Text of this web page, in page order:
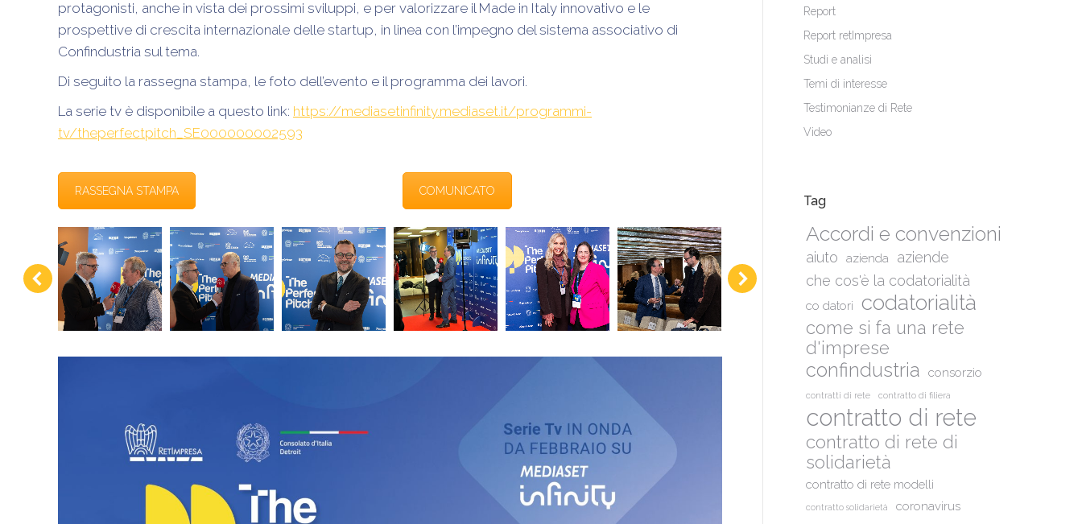
protagonisti, anche in vista dei prossimi sviluppi, e per valorizzare il Made in Italy innovativo e le
prospettive di crescita internazionale delle startup, in linea con l’impegno del sistema associativo di
Confindustria sul tema.
Di seguito la rassegna stampa, le foto dell’evento e il programma dei lavori.
La serie tv è disponibile a questo link: https://mediasetinfinity.mediaset.it/programmi-
tv/theperfectpitch_SE000000002593
RASSEGNA STAMPA COMUNICATO
Report
Report retImpresa
Studi e analisi
Temi di interesse
Testimonianze di Rete
Video
Tag
Accordi e convenzioni
aiuto azienda
aziende
che cos'è la codatorialità
co datori codatorialità
come si fa una rete
d'imprese
confindustria consorzio
contratti di rete contratto di filiera
contratto di rete
contratto di rete di
solidarietà
contratto di rete modelli
contratto solidarietà
coronavirus